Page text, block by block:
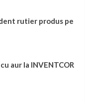
rutier produs pe
aur la INVENTCOR